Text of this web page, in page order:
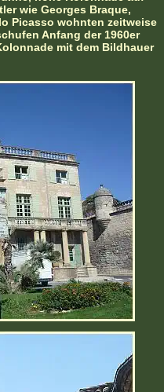
wie Georges Braque,
Picasso wohnten zeitweise
Anfang der 1960er
mit dem Bildhauer